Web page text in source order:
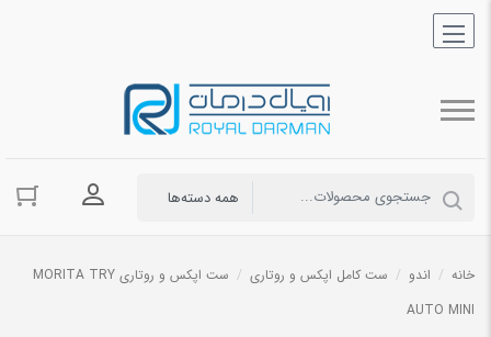
ورود به
خانه / اندو / ست کامل اپکس و روتاری /
ست اپکس و روتاری MORITA TRY
AUTO MINI